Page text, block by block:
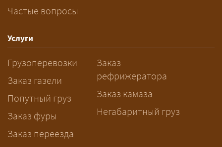
— Заранее: только оформление
рабочих дней. Оставьте заявку
заблаговременно — логист
рассчитает маршрут и запустит
подготовку документов.
Частые вопросы
Услуги
Грузоперевозки
Заказ газели
Попутный груз
Заказ фуры
Заказ переезда
Заказ
рефрижератора
Заказ камаза
Негабаритный груз